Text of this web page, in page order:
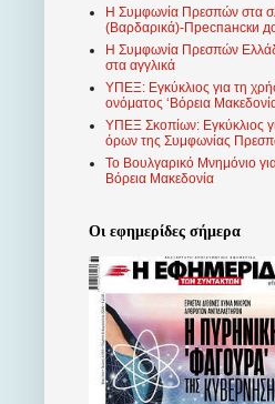
Η Συμφωνία Πρεσπών στα
(Βαρδαρικά)-Преспански
Η Συμφωνία Πρεσπών
στα αγγλικά
ΥΠΕΞ: Εγκύκλιος για τη
ονόματος ‘Βόρεια
ΥΠΕΞ Σκοπίων: Εγκύκλιος
όρων της Συμφωνίας
Το Βουλγαρικό Μνημόνιο
Βόρεια Μακεδονία
Οι εφημερίδες σήμερα